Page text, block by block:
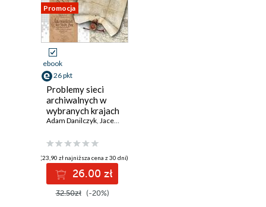
Promocja
ebook
26 pkt
Problemy sieci
archiwalnych w
wybranych krajach
Europy
Adam Danilczyk, Jacek Kordel
(23,90 zł najniższa cena z 30 dni)
26.00 zł
32.50zł (-20%)